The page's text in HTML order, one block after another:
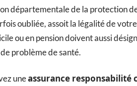
départementale de la protection
oubliée, assoit la légalité de
ou en pension doivent aussi
problème de santé.
uneassurance responsabilité